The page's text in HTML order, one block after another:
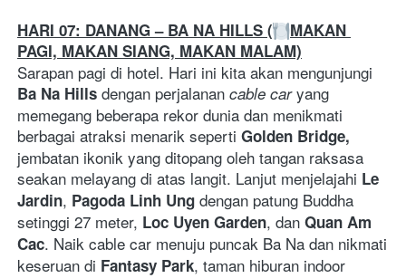
HARI 07: DANANG – BA NA HILLS (
MAKAN
PAGI, MAKAN SIANG, MAKAN MALAM)
Ba Na Hills dengan perjalanan cable car yang
memegang beberapa rekor dunia dan menikmati
berbagai atraksi menarik seperti
jembatan ikonik yang ditopang oleh tangan raksasa
seakan melayang di atas langit. Lanjut menjelajahi Le
Jardin, Pagoda Linh Ung dengan patung Buddha
setinggi 27 meter, Loc Uyen Garden, dan Quan Am
Cac. Naik cable car menuju puncak Ba Na dan nikmati
keseruan di Fantasy Park, taman hiburan indoor